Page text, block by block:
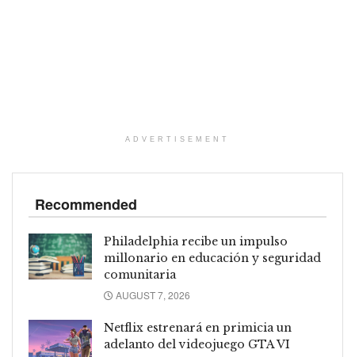
ADVERTISEMENT
Recommended
Philadelphia recibe un impulso
millonario en educación y seguridad
comunitaria
AUGUST 7, 2026
Netflix estrenará en primicia un
adelanto del videojuego GTA VI